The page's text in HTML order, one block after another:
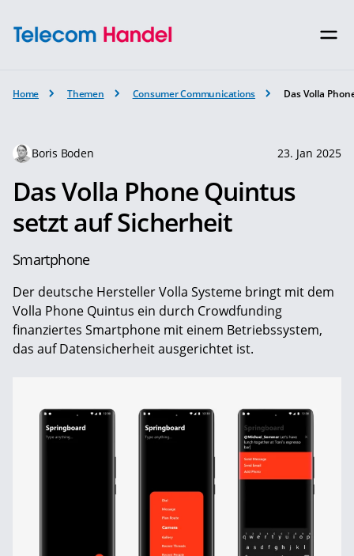
Home Themen Consumer Communications Das Volla
Boris Boden 23. Jan 2025
Das Volla Phone Quintus
setzt auf Sicherheit
Smartphone
Der deutsche Hersteller Volla Systeme bringt mit dem
Volla Phone Quintus ein durch Crowdfunding
finanziertes Smartphone mit einem Betriebssystem,
das auf Datensicherheit ausgerichtet ist.